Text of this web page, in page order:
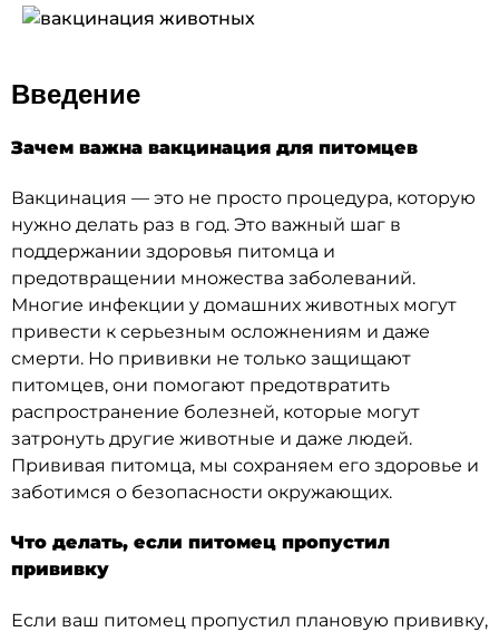
Введение
Зачем важна вакцинация для питомцев
Вакцинация — это не просто процедура, которую
нужно делать раз в год. Это важный шаг в
поддержании здоровья питомца и
предотвращении множества заболеваний.
Многие инфекции у домашних животных могут
привести к серьезным осложнениям и даже
смерти. Но прививки не только защищают
питомцев, они помогают предотвратить
распространение болезней, которые могут
затронуть другие животные и даже людей.
Прививая питомца, мы сохраняем его здоровье и
заботимся о безопасности окружающих.
Что делать, если питомец пропустил
прививку
Если ваш питомец пропустил плановую прививку,